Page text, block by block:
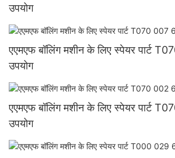
उपयोग
एएमएफ बॉलिंग मशीन के लिए स्पेयर पार्ट
उपयोग
एएमएफ बॉलिंग मशीन के लिए स्पेयर पार्ट
उपयोग